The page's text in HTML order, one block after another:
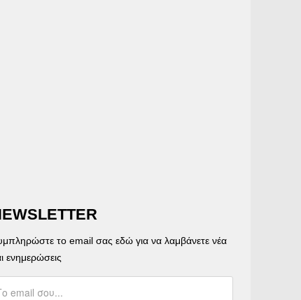
το email σας εδώ για να λαμβάνετε νέα
ενημερώσεις